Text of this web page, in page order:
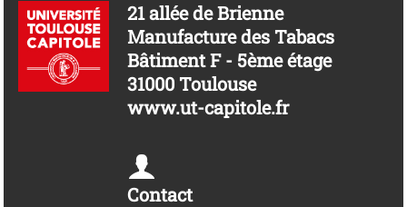
21 allée de Brienne
Manufacture des Tabacs
Bâtiment F - 5ème étage
31000 Toulouse
www.ut-capitole.fr
Contact